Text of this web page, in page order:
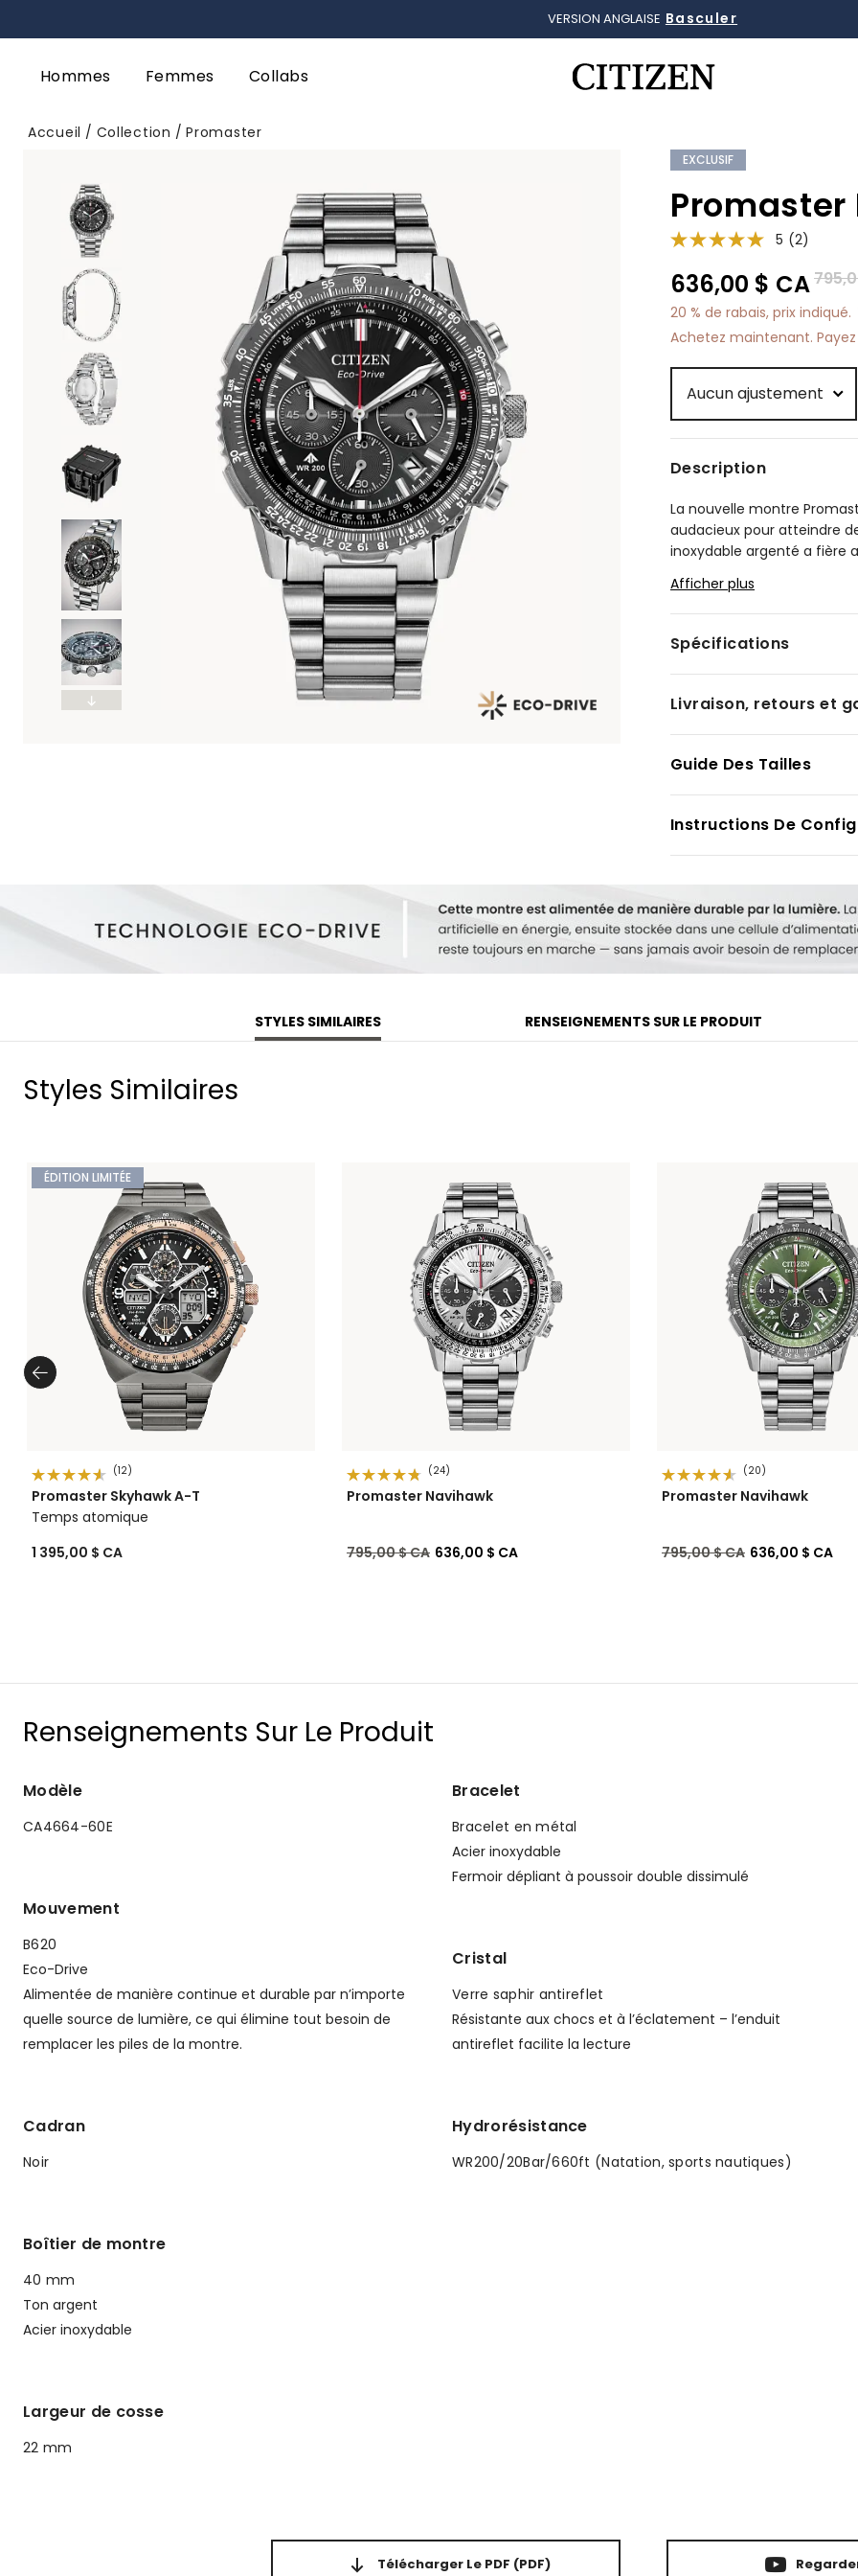
VERSION ANGLAISE Basculer
Hommes Femmes Collabs
Accueil Collection Promaster
EXCLUSIF
5 (2)
Prix
636,00 $ CA
20 % de rabais, prix indiqué.
Achetez maintenant.
Description
La nouvelle montre
audacieux pour atteindre
inoxydable argenté a fière
munie d’un bracelet à trois
Le cadran argenté aux
saphir protège la montre,
chronomètre au 1/5 de
l’heure 12/24 et d’un
calibre : B620.
Afficher plus
Spécifications
Livraison, retours et
Guide Des Tailles
Instructions De
STYLES SIMILAIRES RENSEIGNEMENTS SUR LE PRODUIT
Styles Similaires
ÉDITION LIMITÉE
(12)
Promaster Skyhawk A-T
Temps atomique
1 395,00 $ CA
(24)
Promaster Navihawk
Prix réduit de
795,00 $ CAà636,00 $ CA
(20)
Promaster Navihawk
Prix réduit de
795,00 $ CAà636,00 $ CA
Renseignements Sur Le Produit
Modèle
CA4664-60E
Mouvement
B620
Eco-Drive
Alimentée de manière continue et durable par n’importe
quelle source de lumière, ce qui élimine tout besoin de
remplacer les piles de la montre.
Cadran
Noir
Boîtier de montre
40 mm
Ton argent
Acier inoxydable
Largeur de cosse
22 mm
Bracelet
Bracelet en métal
Acier inoxydable
Fermoir dépliant à poussoir double dissimulé
Cristal
Verre saphir antireflet
Résistante aux chocs et à l’éclatement – l’enduit
antireflet facilite la lecture
Hydrorésistance
WR200/20Bar/660ft (Natation, sports nautiques)
Télécharger Le PDF (PDF)
Ajouté à Gérer la liste